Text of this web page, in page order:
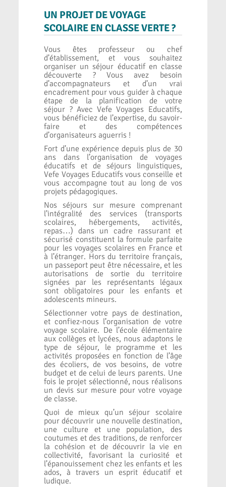
UN PROJET DE VOYAGE
SCOLAIRE EN CLASSE VERTE ?
Vous êtes professeur ou chef
d’établissement, et vous souhaitez
organiser un séjour éducatif en classe
découverte ? Vous avez besoin
d’accompagnateurs et d’un vrai
encadrement pour vous guider à chaque
étape de la planification de votre
séjour ? Avec Vefe Voyages Educatifs,
vous bénéficiez de l’expertise, du savoir-
faire et des compétences
d’organisateurs aguerris !
Fort d’une expérience depuis plus de 30
ans dans l’organisation de voyages
éducatifs et de séjours linguistiques,
Vefe Voyages Educatifs vous conseille et
vous accompagne tout au long de vos
projets pédagogiques.
Nos séjours sur mesure comprenant
l’intégralité des services (transports
scolaires, hébergements, activités,
repas…) dans un cadre rassurant et
sécurisé constituent la formule parfaite
pour les voyages scolaires en France et
à l’étranger. Hors du territoire français,
un passeport peut être nécessaire, et les
autorisations de sortie du territoire
signées par les représentants légaux
sont obligatoires pour les enfants et
adolescents mineurs.
Sélectionner votre pays de destination,
et confiez-nous l’organisation de votre
voyage scolaire. De l’école élémentaire
aux collèges et lycées, nous adaptons le
type de séjour, le programme et les
activités proposées en fonction de l’âge
des écoliers, de vos besoins, de votre
budget et de celui de leurs parents. Une
fois le projet sélectionné, nous réalisons
un devis sur mesure pour votre voyage
de classe.
Quoi de mieux qu’un séjour scolaire
pour découvrir une nouvelle destination,
une culture et une population, des
coutumes et des traditions, de renforcer
la cohésion et de découvrir la vie en
collectivité, favorisant la curiosité et
l’épanouissement chez les enfants et les
ados, à travers un esprit éducatif et
ludique.